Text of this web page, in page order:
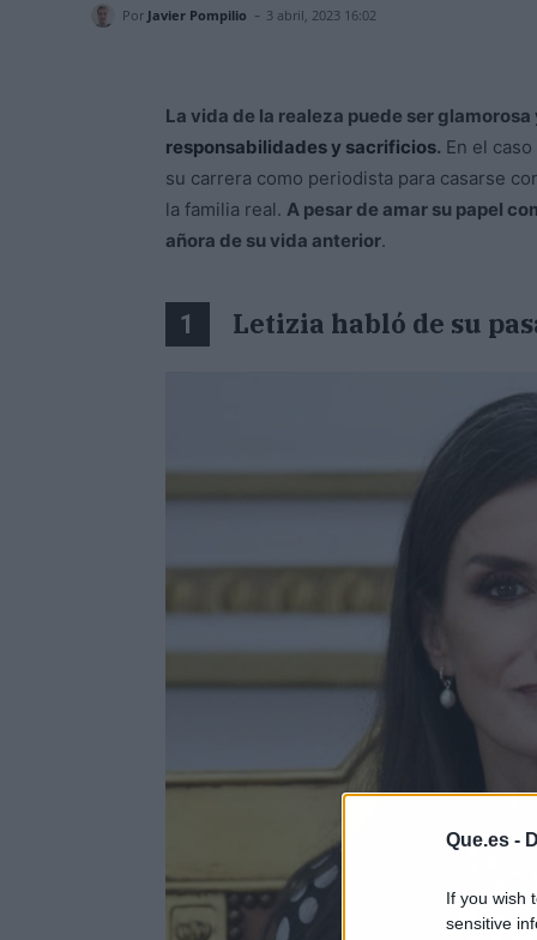
Que.es -
If you wish
sensitive
Por Javier Pompilio - 3 abril, 2023 16:02
La vida de la realeza puede ser
responsabilidades y sacrificios. En el
su carrera como periodista para casarse
la familia real. A pesar de amar su papel
añora de su vida anterior.
1 Letizia habló de su